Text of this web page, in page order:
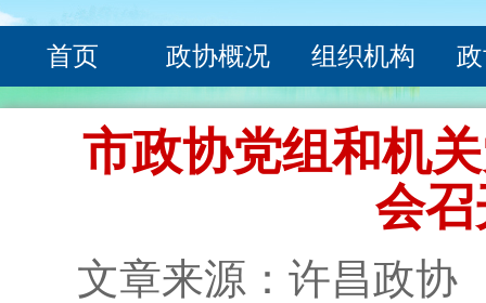
首页 政协概况 组织机构
市政协党组和机
会
文章来源：许昌政